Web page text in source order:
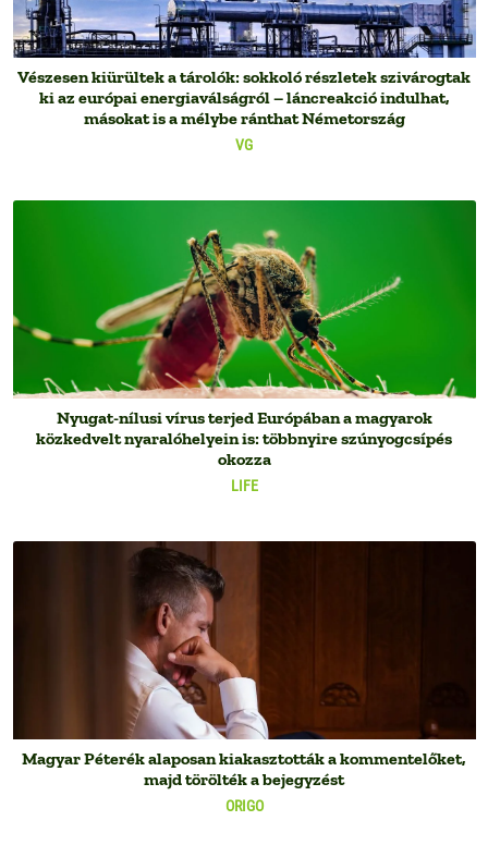
VG
Vészesen kiürültek a tárolók: sokkoló részletek szivárogtak
ki az európai energiaválságról – láncreakció indulhat,
másokat is a mélybe ránthat Németország
LIFE
Nyugat-nílusi vírus terjed Európában a magyarok
közkedvelt nyaralóhelyein is: többnyire szúnyogcsípés
okozza
ORIGO
Magyar Péterék alaposan kiakasztották a kommentelőket,
majd törölték a bejegyzést